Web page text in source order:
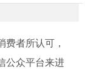
者所认可，
公众平台来进